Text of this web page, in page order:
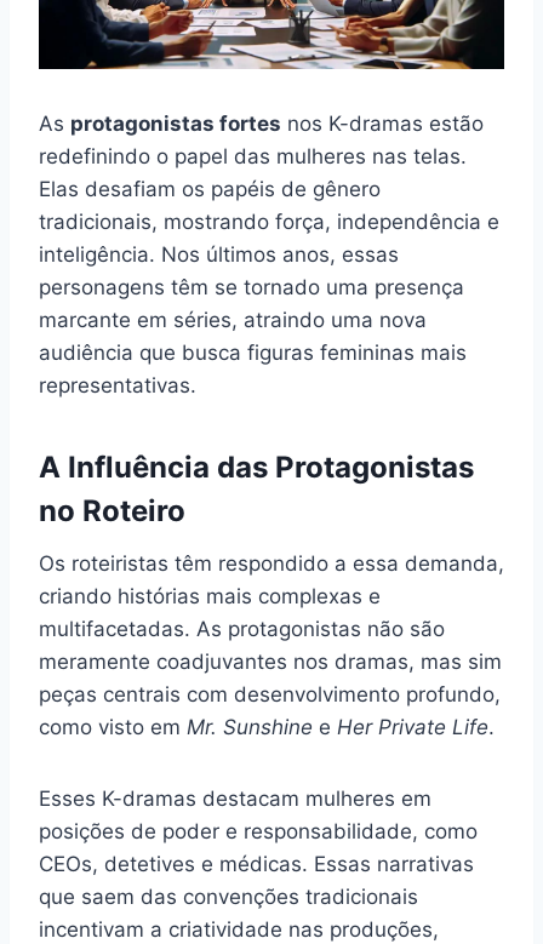
As protagonistas fortes nos K-dramas estão
redefinindo o papel das mulheres nas telas.
Elas desafiam os papéis de gênero
tradicionais, mostrando força, independência e
inteligência. Nos últimos anos, essas
personagens têm se tornado uma presença
marcante em séries, atraindo uma nova
audiência que busca figuras femininas mais
representativas.
A Influência das Protagonistas
no Roteiro
Os roteiristas têm respondido a essa demanda,
criando histórias mais complexas e
multifacetadas. As protagonistas não são
meramente coadjuvantes nos dramas, mas sim
peças centrais com desenvolvimento profundo,
como visto em Mr. Sunshine e Her Private Life.
Esses K-dramas destacam mulheres em
posições de poder e responsabilidade, como
CEOs, detetives e médicas. Essas narrativas
que saem das convenções tradicionais
incentivam a criatividade nas produções,